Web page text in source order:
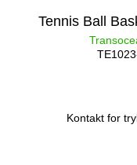
Tennis Ball
Kontakt for